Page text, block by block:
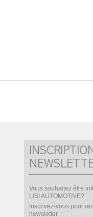
Vous souhaitez être
LISI AUTOMOTIVE?
Inscrivez-vous pour
newsletter